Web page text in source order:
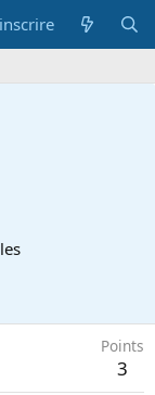
Points
3